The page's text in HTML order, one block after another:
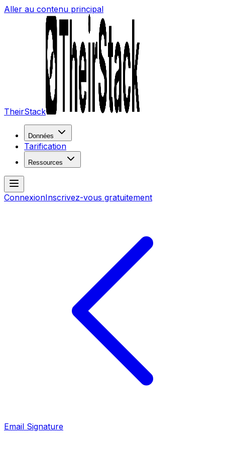
Aller au contenu principal
TheirStack
Données
Tarification
Ressources
ConnexionInscrivez-vous gratuitement
Email Signature